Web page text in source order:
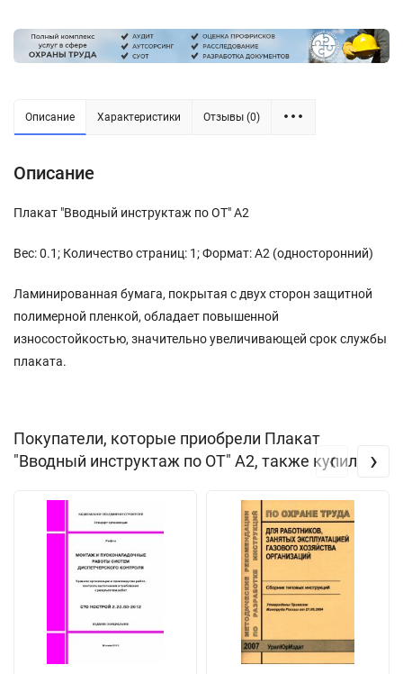
Описание Характеристики Отзывы (0)
Описание
Плакат "Вводный инструктаж по ОТ" А2
Вес: 0.1; Количество страниц: 1; Формат: А2 (односторонний)
Ламинированная бумага, покрытая с двух сторон защитной
полимерной пленкой, обладает повышенной
износостойкостью, значительно увеличивающей срок службы
плаката.
Покупатели, которые приобрели Плакат
"Вводный инструктаж по ОТ" А2, также купили
‹ ›